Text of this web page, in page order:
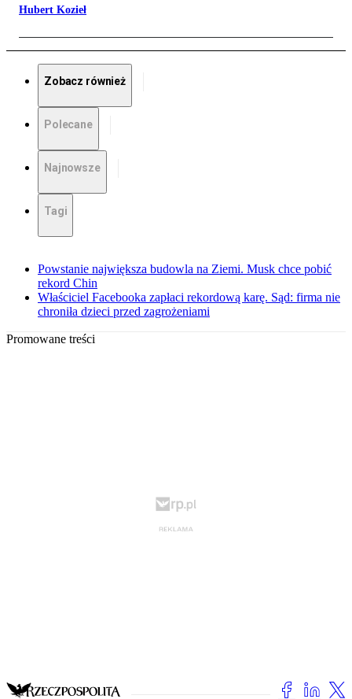
Hubert Kozieł
Zobacz również
Polecane
Najnowsze
Tagi
Powstanie największa budowla na Ziemi. Musk chce pobić
rekord Chin
Właściciel Facebooka zapłaci rekordową karę. Sąd: firma nie
chroniła dzieci przed zagrożeniami
Promowane treści